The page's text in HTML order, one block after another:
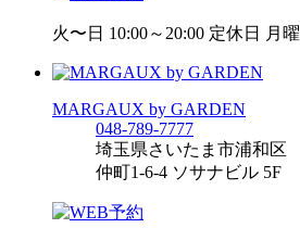
火〜日 10:00～20:00 定休日 月曜
MARGAUX by GARDEN
048-789-7777
埼玉県さいたま市浦和区
仲町1-6-4 ソサナビル 5F